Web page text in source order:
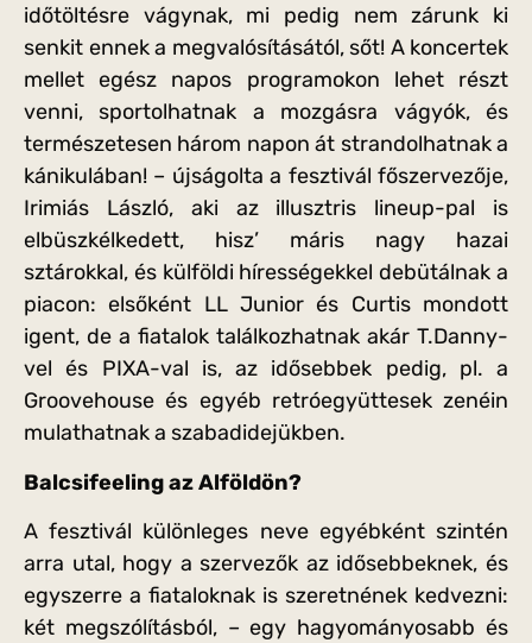
időtöltésre vágynak, mi pedig nem zárunk ki
senkit ennek a megvalósításától, sőt! A koncertek
mellet egész napos programokon lehet részt
venni, sportolhatnak a mozgásra vágyók, és
természetesen három napon át strandolhatnak a
kánikulában! – újságolta a fesztivál főszervezője,
Irimiás László, aki az illusztris lineup-pal is
elbüszkélkedett, hisz’ máris nagy hazai
sztárokkal, és külföldi hírességekkel debütálnak a
piacon: elsőként LL Junior és Curtis mondott
igent, de a fiatalok találkozhatnak akár T.Danny-
vel és PIXA-val is, az idősebbek pedig, pl. a
Groovehouse és egyéb retróegyüttesek zenéin
mulathatnak a szabadidejükben.
Balcsifeeling az Alföldön?
A fesztivál különleges neve egyébként szintén
arra utal, hogy a szervezők az idősebbeknek, és
egyszerre a fiataloknak is szeretnének kedvezni:
két megszólításból, – egy hagyományosabb és